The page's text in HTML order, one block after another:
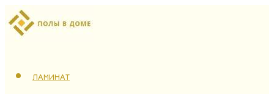
ЛАМИНАТ